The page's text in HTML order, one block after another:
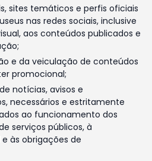
sites temáticos e perfis oficiais
nas redes sociais, inclusive
aos conteúdos publicados e
e da veiculação de conteúdos
promocional;
notícias, avisos e
necessários e estritamente
ao funcionamento dos
serviços públicos, à
às obrigações de